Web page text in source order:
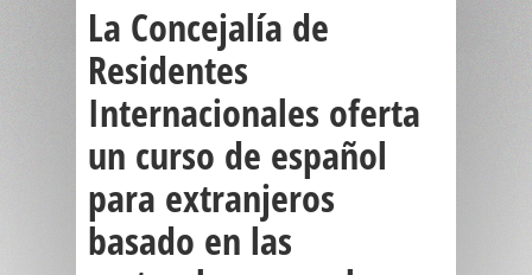
La Concejalía de
Residentes
Internacionales oferta
un curso de español
para extranjeros
basado en las